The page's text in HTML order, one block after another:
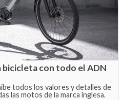
bicicleta con todo el ADN
todos los valores y detalles de
las motos de la marca inglesa.